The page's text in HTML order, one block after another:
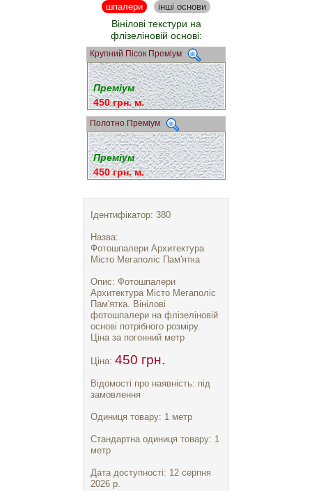
шпалери інші основи
Вінілові текстури на
флізеліновій основі:
Крупний Пісок Преміум
Преміум
450 грн. м.
Полотно Преміум
Преміум
450 грн. м.
Ідентифікатор: 380
Назва:
Фотошпалери Архитектура
Місто Мегаполіс Пам'ятка
Опис: Фотошпалери
Архитектура Місто Мегаполіс
Пам'ятка. Вінілові
фотошпалери на флізеліновій
основі потрібного розміру.
Ціна за погонний метр
Ціна: 450 грн.
Відомості про наявність: під
замовлення
Одиниця товару: 1 метр
Стандартна одиниця товару: 1
метр
Дата доступності: 12 серпня
2026 р.